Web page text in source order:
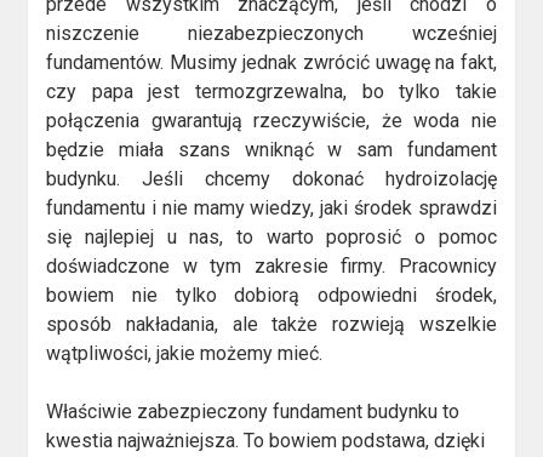
przede wszystkim znaczącym, jeśli chodzi o
niszczenie niezabezpieczonych wcześniej
fundamentów. Musimy jednak zwrócić uwagę na fakt,
czy papa jest termozgrzewalna, bo tylko takie
połączenia gwarantują rzeczywiście, że woda nie
będzie miała szans wniknąć w sam fundament
budynku. Jeśli chcemy dokonać hydroizolację
fundamentu i nie mamy wiedzy, jaki środek sprawdzi
się najlepiej u nas, to warto poprosić o pomoc
doświadczone w tym zakresie firmy. Pracownicy
bowiem nie tylko dobiorą odpowiedni środek,
sposób nakładania, ale także rozwieją wszelkie
wątpliwości, jakie możemy mieć.
Właściwie zabezpieczony fundament budynku to
kwestia najważniejsza. To bowiem podstawa, dzięki